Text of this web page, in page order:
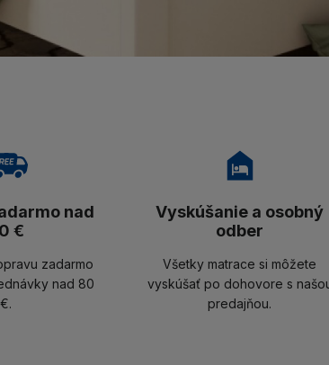
nad
€
zadarmo
nad 80
€.
Vyskúšanie a osobný
odber
Všetky matrace si môžete
vyskúšať po dohovore s
predajňou.